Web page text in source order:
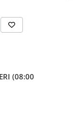
(08:00